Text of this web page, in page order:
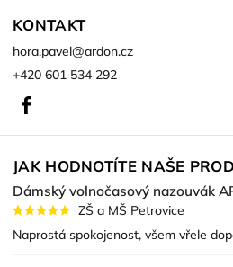
KONTAKT
hora.pavel@ardon.cz
+420 601 534 292
JAK HODNOTÍTE NAŠE
Dámský volnočasový nazouvák
ZŠ a MŠ Petrovice
Naprostá spokojenost, všem vřele